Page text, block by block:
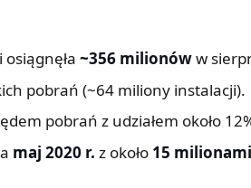
~356 milionóww
pobrań (~64 miliony instalacji).
pobrań z udziałem około
maj 2020 r. z około 15